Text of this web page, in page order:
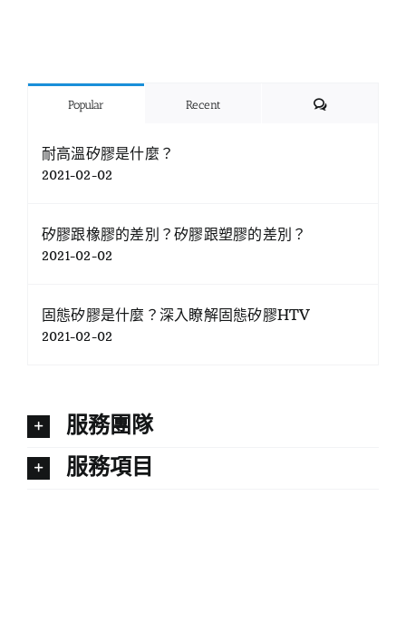
Popular Recent Comments
耐高溫矽膠是什麼？
2021-02-02
矽膠跟橡膠的差別？矽膠跟塑膠的差別？
2021-02-02
固態矽膠是什麼？深入瞭解固態矽膠HTV
2021-02-02
服務團隊
服務項目